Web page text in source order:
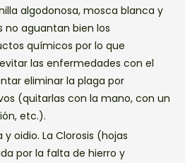
algodonosa, mosca blanca y
no aguantan bien los
químicos por lo que
las enfermedades con el
eliminar la plaga por
(quitarlas con la mano, con un
etc.).
y oidio. La Clorosis (hojas
por la falta de hierro y